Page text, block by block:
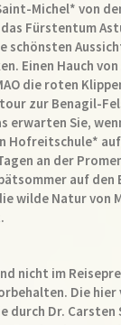
Michel* von
Fürstentum
schönsten
Einen Hauch
die roten
zur Benagil-
erwarten Sie,
Hofreitschule*
an der
auf den
wilde Natur von
nicht im
Die
durch Dr. Carsten